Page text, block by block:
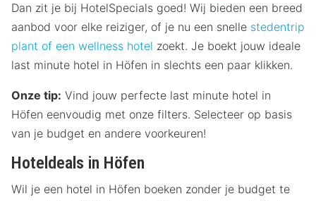
Dan zit je bij HotelSpecials goed! Wij bieden een breed
aanbod voor elke reiziger, of je nu een snelle stedentrip
plant of een wellness hotel zoekt. Je boekt jouw ideale
last minute hotel in Höfen in slechts een paar klikken.
Onze tip: Vind jouw perfecte last minute hotel in
Höfen eenvoudig met onze filters. Selecteer op basis
van je budget en andere voorkeuren!
Hoteldeals in Höfen
Wil je een hotel in Höfen boeken zonder je budget te